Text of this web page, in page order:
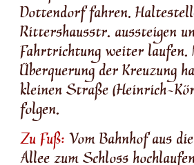
Dottendorf fahren.
Rittershausstr. aussteigen
Fahrtrichtung weiter laufen.
Überquerung der Kreuzung
kleinen Straße (Heinrich-
folgen.
Zu Fuß: Vom Bahnhof aus
Allee zum Schloss